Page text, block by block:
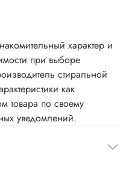
характер и
при выборе
стиральной
как
товара по своему
уведомлений.